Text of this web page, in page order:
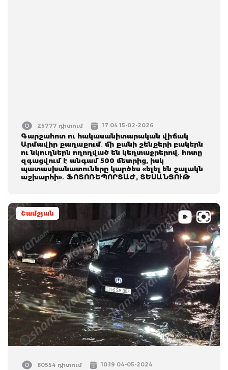
25777 դիտում 17:04 15-02-2026
Գարշահոտ ու հակասանիտարական վիճակ
Արմավիր քաղաքում․ մի քանի շենքերի բակերն
ու նկուղներն ողողված են կեղտաջրերով․ հոտը
զգացվում է անգամ 500 մետրից, իսկ
պատասխանատուները կարծես «ելել են շալակն
աշխարհի»․ ՖՈՏՈՌԵՊՈՐՏԱԺ, ՏԵՍԱՆՅՈՒԹ
Շամշյան
80554 դիտում 10:19 04-05-2024